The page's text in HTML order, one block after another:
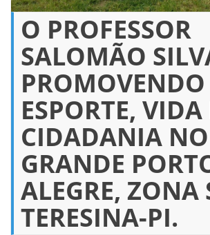
O PROFESSOR
SALOMÃO
PROMOVENDO
ESPORTE, VIDA
CIDADANIA NO
GRANDE
ALEGRE, ZONA
TERESINA-PI.